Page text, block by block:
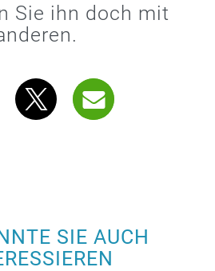
Sie ihn doch mit
SIE AUCH